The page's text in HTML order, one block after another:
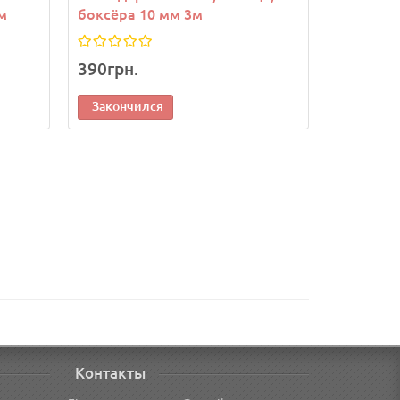
боксёра 10 мм 3м
390грн.
Закончился
Контакты